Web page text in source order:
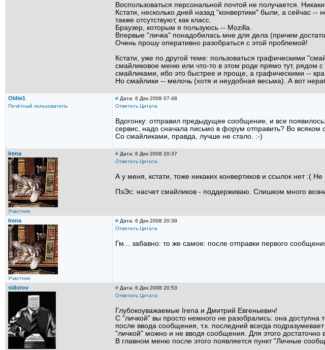
Воспользоваться персональной почтой не получается.
Кстати, несколько дней назад "конвертики" были, а сейчас
также отсутствуют, как класс.
Браузер, которым я пользуюсь -- Mozilla.
Впервые "личка" понадобилась мне для дела (причем
Очень прошу оперативно разобраться с этой проблемой!
Кстати, уже по другой теме: пользоваться графическими
смайликовое меню или что-то в этом роде прямо тут, рядом
смайликами, ибо это быстрее и проще, а графическими --
Но смайлики -- мелочь (хотя и неудобная весьма). А вот
Oldie1
Почётный пользователь
# Дата: 6 Дек 2008 07:48
Ответить Цитата
Вдогонку: отправил предыдущее сообщение, и все
сервис, надо сначала письмо в форум отправить? Во всяком
Со смайликами, правда, лучше не стало. :-)
Irena
Участник
# Дата: 6 Дек 2008 20:37
Ответить Цитата
А у меня, кстати, тоже никаких конвертиков и ссылок нет :(
ПэЭс: насчет смайликов - поддерживаю. Слишком много
Irena
Участник
# Дата: 6 Дек 2008 20:39
Ответить Цитата
Гм... забавно: то же самое: после отправки первого
sidorov # Дата: 6 Дек 2008 20:53
Ответить Цитата
Глубокоуважаемые Irena и Дмитрий Евгеньевич!
С "личкой" вы просто немного не разобрались: она
после ввода сообщения, т.к. последний всегда
"личкой" можно и не вводя сообщения. Для этого
В главном меню после этого появляется пункт "Личные